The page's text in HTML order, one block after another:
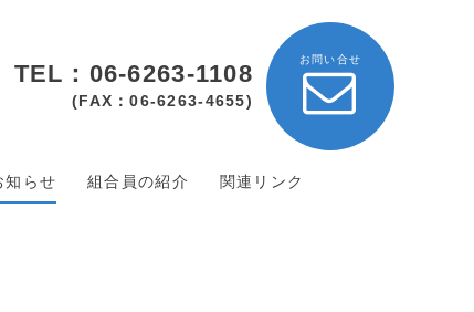
TEL：06-6263-1108
(FAX：06-6263-4655)
お問い合せ
知らせ 組合員の紹介 関連リンク